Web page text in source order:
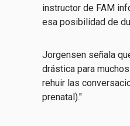
instructor de FAM
esa posibilidad de
Jorgensen señala
drástica para
rehuir las
prenatal)."